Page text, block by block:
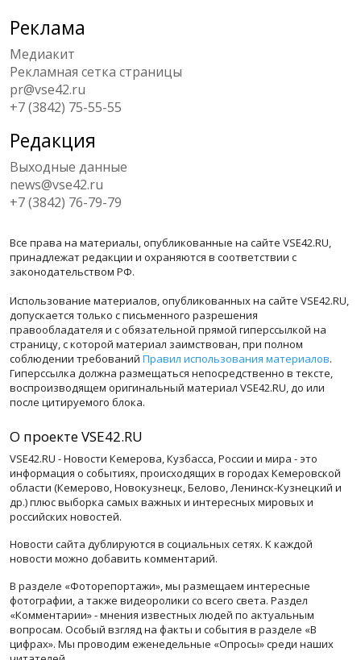
Реклама
Медиакит
Рекламная сетка страницы
pr@vse42.ru
+7 (3842) 75-55-55
Редакция
Выходные данные
news@vse42.ru
+7 (3842) 76-79-79
Все права на материалы, опубликованные на сайте VSE42.RU,
принадлежат редакции и охраняются в соответствии с
законодательством РФ.
Использование материалов, опубликованных на сайте VSE42.RU,
допускается только с письменного разрешения
правообладателя и с обязательной прямой гиперссылкой на
страницу, с которой материал заимствован, при полном
соблюдении требований Правил использования материалов.
Гиперссылка должна размещаться непосредственно в тексте,
воспроизводящем оригинальный материал VSE42.RU, до или
после цитируемого блока.
О проекте VSE42.RU
VSE42.RU - Новости Кемерова, Кузбасса, России и мира - это
информация о событиях, происходящих в городах Кемеровской
области (Кемерово, Новокузнецк, Белово, Ленинск-Кузнецкий и
др.) плюс выборка самых важных и интересных мировых и
российских новостей.
Новости сайта дублируются в социальных сетях. К каждой
новости можно добавить комментарий.
В разделе «Фоторепортажи», мы размещаем интересные
фотографии, а также видеоролики со всего света. Раздел
«Комментарии» - мнения известных людей по актуальным
вопросам. Особый взгляд на факты и события в разделе «В
цифрах». Мы проводим еженедельные «Опросы» среди наших